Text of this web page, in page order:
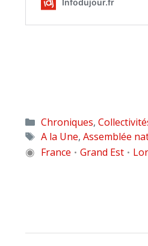
Catégories
Chroniques,
Étiquettes
A la Une, Assemblée
◉ France • Grand Est •